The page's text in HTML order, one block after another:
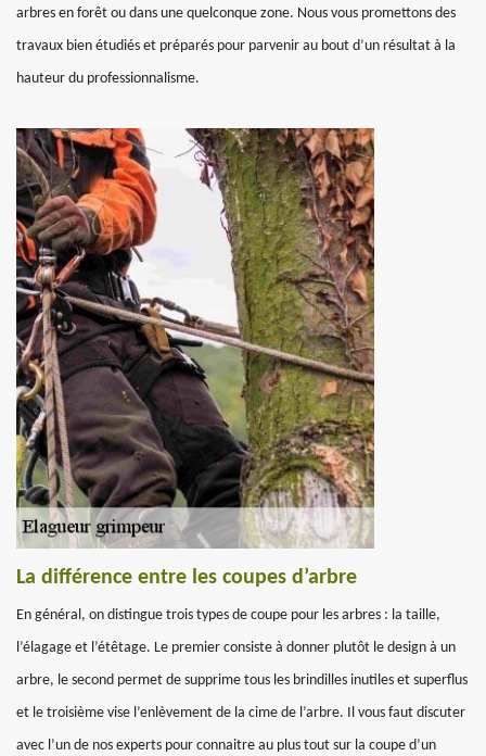
arbres en forêt ou dans une quelconque zone. Nous vous promettons des
travaux bien étudiés et préparés pour parvenir au bout d’un résultat à la
hauteur du professionnalisme.
La différence entre les coupes d’arbre
En général, on distingue trois types de coupe pour les arbres : la taille,
l’élagage et l’étêtage. Le premier consiste à donner plutôt le design à un
arbre, le second permet de supprime tous les brindilles inutiles et superflus
et le troisième vise l’enlèvement de la cime de l’arbre. Il vous faut discuter
avec l’un de nos experts pour connaitre au plus tout sur la coupe d’un